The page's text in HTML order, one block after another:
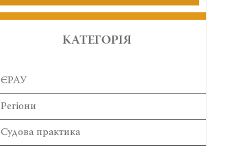
КАТЕГОРІЯ
ЄРАУ
Регіони
Cудова практика